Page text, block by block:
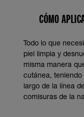
CÓMO
Todo lo que
piel limpia y
misma manera
cutánea,
largo de la línea
comisuras de la